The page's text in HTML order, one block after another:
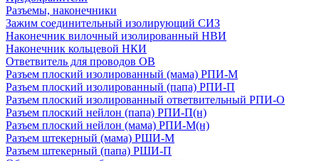
Разъемы, наконечники
Зажим соединительный изолирующий СИЗ
Наконечник вилочный изолированный НВИ
Наконечник кольцевой НКИ
Ответвитель для проводов ОВ
Разъем плоский изолированный (мама) РПИ-М
Разъем плоский изолированный (папа) РПИ-П
Разъем плоский изолированный ответвительный РПИ-О
Разъем плоский нейлон (папа) РПИ-П(н)
Разъем плоский нейлон (мама) РПИ-М(н)
Разъем штекерный (мама) РШИ-М
Разъем штекерный (папа) РШИ-П